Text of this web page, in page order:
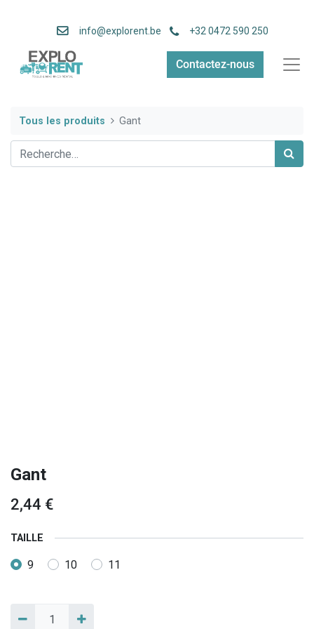
info@explorent.be +32 0472 590 250
Contactez-nous
Tous les produits Gant
Gant
2,44 €
TAILLE
9 10 11